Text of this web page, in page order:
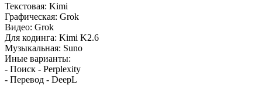
Текстовая: Kimi
Графическая: Grok
Видео: Grok
Для кодинга: Kimi K2.6
Музыкальная: Suno
Иные варианты:
- Поиск - Perplexity
- Перевод - DeepL